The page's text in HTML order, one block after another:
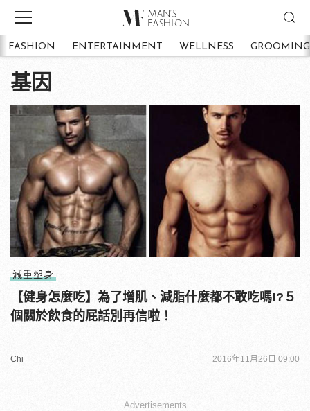
FASHION ENTERTAINMENT WELLNESS GROOMING
基因
減重塑身
【健身怎麼吃】為了增肌、減脂什麼都不敢吃嗎!?５
個關於飲食的屁話別再信啦！
Chi 2016年11月26日 09:00
Advertisements